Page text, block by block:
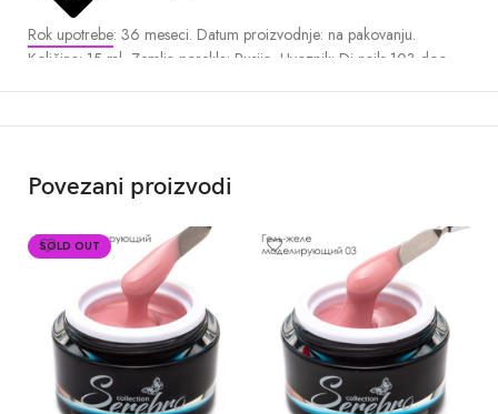
Rok upotrebe: 36 meseci. Datum proizvodnje: na pakovanju.
Količina: 15 ml Zemlja porekla: Rusija Uvoznik: Di nails 103 doo,
Povezani proizvodi
SOLD OUT